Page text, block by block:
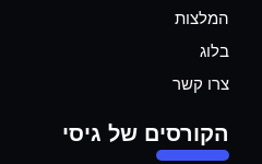
המלצות
בלוג
צרו קשר
הקורסים של גיסי